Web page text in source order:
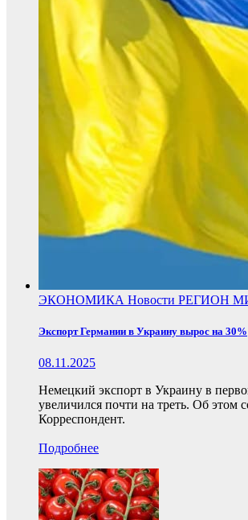
ЭКОНОМИКА Новости РЕГИОН
Экспорт Германии в Украину вырос на 30%
08.11.2025
Немецкий экспорт в Украину в
увеличился почти на треть. Об этом
Корреспондент.
Подробнее